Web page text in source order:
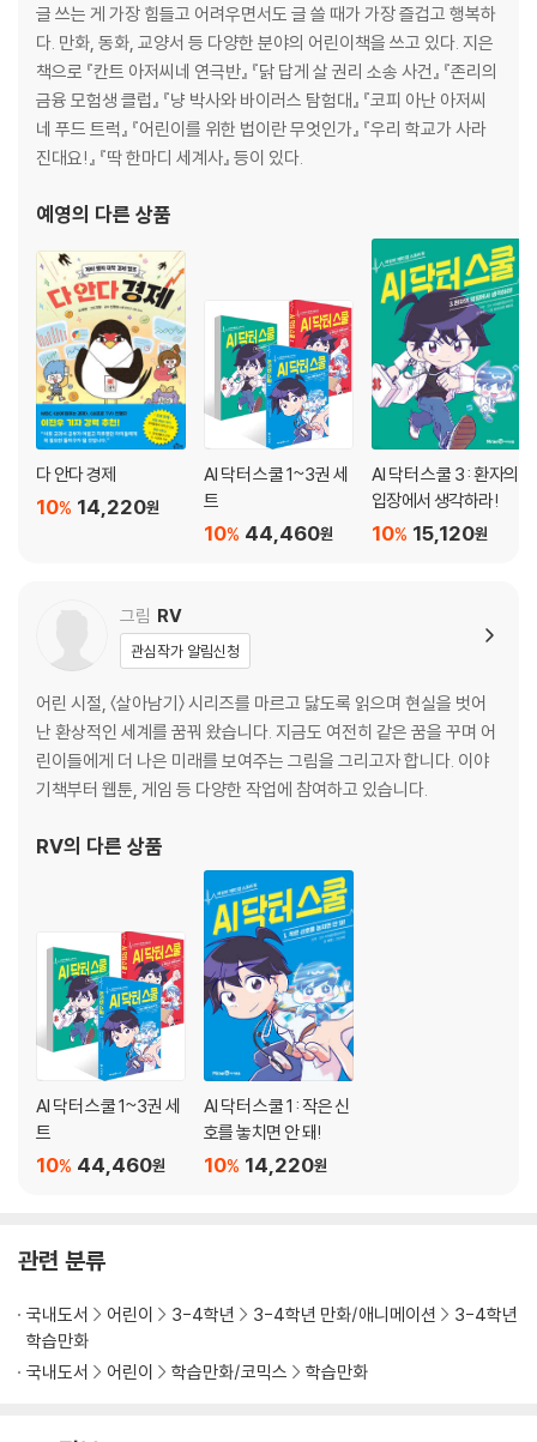
글 쓰는 게 가장 힘들고 어려우면서도 글 쓸 때가 가장 즐겁고 행복하
다. 만화, 동화, 교양서 등 다양한 분야의 어린이책을 쓰고 있다. 지은
책으로 『칸트 아저씨네 연극반』 『닭 답게 살 권리 소송 사건』 『존리의
금융 모험생 클럽』 『냥 박사와 바이러스 탐험대』 『코피 아난 아저씨
네 푸드 트럭』 『어린이를 위한 법이란 무엇인가』 『우리 학교가 사라
진대요!』 『딱 한마디 세계사』 등이 있다.
예영의 다른 상품
다 안다 경제
14,220원
10%
AI 닥터 스쿨 1~3권 세
트
44,460원
10%
AI 닥터 스쿨 3 : 환자의
입장에서 생각하라!
15,120원
10%
그림 RV
관심작가 알림신청
어린 시절, 〈살아남기〉 시리즈를 마르고 닳도록 읽으며 현실을 벗어
난 환상적인 세계를 꿈꿔 왔습니다. 지금도 여전히 같은 꿈을 꾸며 어
린이들에게 더 나은 미래를 보여주는 그림을 그리고자 합니다. 이야
기책부터 웹툰, 게임 등 다양한 작업에 참여하고 있습니다.
RV의 다른 상품
AI 닥터 스쿨 1~3권 세
트
44,460원
10%
AI 닥터 스쿨 1 : 작은 신
호를 놓치면 안 돼!
14,220원
10%
관련 분류
국내도서 어린이 3-4학년 3-4학년 만화/애니메이션
3-4학년
학습만화
국내도서
어린이 학습만화/코믹스 학습만화